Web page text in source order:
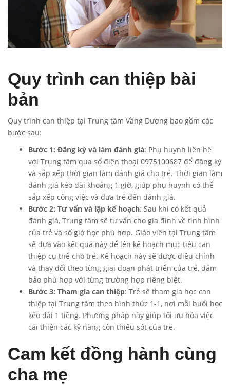
Quy trình can thiệp bài
bản
Quy trình can thiệp tại Trung tâm Vầng Dương bao gồm các
bước sau:
Bước 1: Đăng ký và làm đánh giá: Phụ huynh liên hệ
với Trung tâm qua số điện thoại 0975100687 để đăng ký
và sắp xếp thời gian làm đánh giá cho trẻ. Thời gian làm
đánh giá kéo dài khoảng 1 giờ, giúp phụ huynh có thể
sắp xếp công việc và đưa trẻ đến đánh giá.
Bước 2: Tư vấn và lập kế hoạch: Sau khi có kết quả
đánh giá, Trung tâm sẽ tư vấn cho gia đình về tình hình
của trẻ và số giờ học phù hợp. Giáo viên tại Trung tâm
sẽ dựa vào kết quả này để lên kế hoạch mục tiêu can
thiệp cụ thể cho trẻ. Kế hoạch này sẽ được điều chỉnh
và thay đổi theo từng giai đoạn phát triển của trẻ, đảm
bảo phù hợp với từng trường hợp riêng biệt.
Bước 3: Tham gia can thiệp: Trẻ sẽ tham gia học can
thiệp tại Trung tâm theo hình thức 1-1, nơi mỗi buổi học
kéo dài 1 tiếng. Phương pháp này giúp tối ưu hóa việc
cải thiện các kỹ năng còn thiếu sót của trẻ.
Cam kết đồng hành cùng
cha mẹ